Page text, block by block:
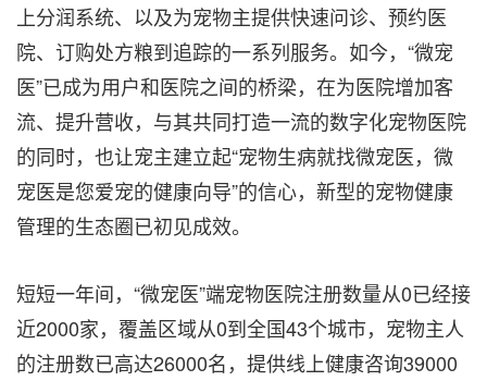
上分润系统、以及为宠物主提供快速问诊、预约医
院、订购处方粮到追踪的一系列服务。如今，“微宠
医”已成为用户和医院之间的桥梁，在为医院增加客
流、提升营收，与其共同打造一流的数字化宠物医院
的同时，也让宠主建立起“宠物生病就找微宠医，微
宠医是您爱宠的健康向导”的信心，新型的宠物健康
管理的生态圈已初见成效。
短短一年间，“微宠医”端宠物医院注册数量从0已经接
近2000家，覆盖区域从0到全国43个城市，宠物主人
的注册数已高达26000名，提供线上健康咨询39000